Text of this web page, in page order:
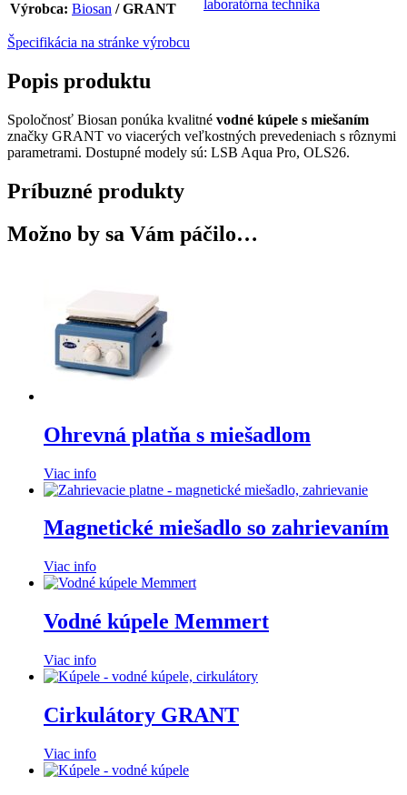
Výrobca: Biosan / GRANT
Špecifikácia na stránke výrobcu
Popis produktu
Spoločnosť Biosan ponúka kvalitné vodné kúpele s miešaním
značky GRANT vo viacerých veľkostných prevedeniach s rôznymi
parametrami. Dostupné modely sú: LSB Aqua Pro, OLS26.
Príbuzné produkty
Možno by sa Vám páčilo…
Ohrevná platňa s miešadlom
Viac info
Magnetické miešadlo so zahrievaním
Viac info
Vodné kúpele Memmert
Viac info
Cirkulátory GRANT
Viac info